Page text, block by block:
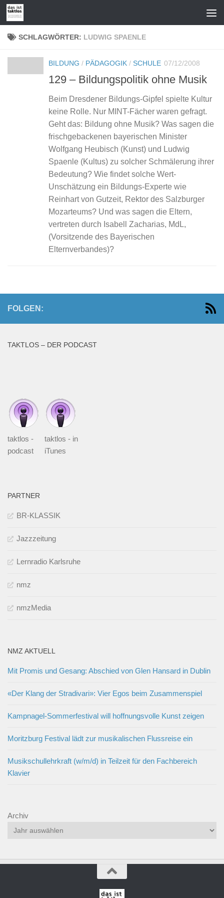
Zum Inhalt springen
SCHLAGWÖRTER: LUDWIG SPAENLE
BILDUNG / PÄDAGOGIK / SCHULE 07/12/2008
129 – Bildungspolitik ohne Musik
Beim Dresdener Bildungs-Gipfel spielte Kultur
keine Rolle. Nur MINT-Fächer waren gefragt.
Geht das: Bildung ohne Musik? Was sagen die
frischgebackenen bayerischen Minister
Wolfgang Heubisch (Kunst) und Ludwig
Spaenle (Kultus) zu solcher Schmälerung ihrer
Bedeutung? Wie findet solche Wert-
Unschätzung ein Bildungs-Experte wie
Reinhart von Gutzeit, Rektor des Salzburger
Mozarteums? Und was sagen die Eltern,
vertreten durch Isabell Zacharias, MdL,
(Vorsitzende des Bayerischen
Elternverbandes)?
FOLGEN:
TAKTLOS – DER PODCAST
taktlos -
podcast
taktlos - in
iTunes
PARTNER
BR-KLASSIK
Jazzzeitung
Lernradio Karlsruhe
nmz
nmzMedia
NMZ AKTUELL
Mit Promis und Gesang: Abschied von Glen Hansard in Dublin
«Der Klang der Stradivari»: Vier Egos beim Zusammenspiel
Kampnagel-Sommerfestival will hoffnungsvolle Kunst zeigen
Moritzburg Festival lädt zur musikalischen Flussreise ein
Musikschullehrkraft (w/m/d) in Teilzeit für den Fachbereich
Klavier
Archiv